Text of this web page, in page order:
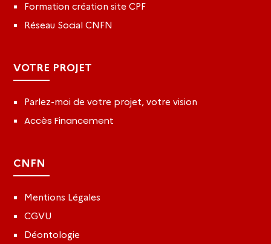
Formation création site CPF
Réseau Social CNFN
VOTRE PROJET
Parlez-moi de votre projet, votre vision
Accès Financement
CNFN
Mentions Légales
CGVU
Déontologie